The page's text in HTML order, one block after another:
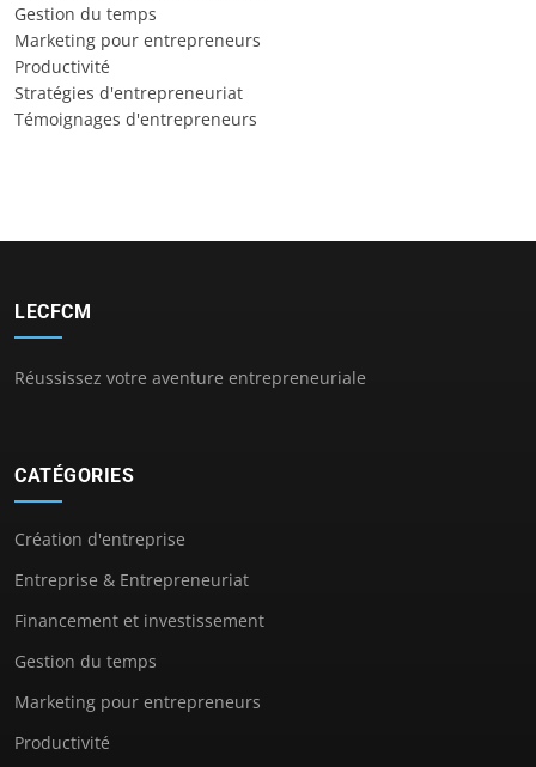
Gestion du temps
Marketing pour entrepreneurs
Productivité
Stratégies d'entrepreneuriat
Témoignages d'entrepreneurs
LECFCM
Réussissez votre aventure entrepreneuriale
CATÉGORIES
Création d'entreprise
Entreprise & Entrepreneuriat
Financement et investissement
Gestion du temps
Marketing pour entrepreneurs
Productivité